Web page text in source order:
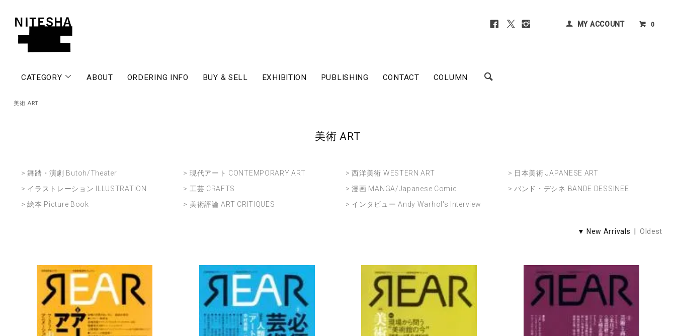
MY ACCOUNT 0
CATEGORY ABOUT ORDERING INFO BUY & SELL EXHIBITION PUBLISHING CONTACT COLUMN
美術 ART
美術 ART
> 舞踏・演劇 Butoh/Theater > 現代アート CONTEMPORARY ART > 西洋美術 WESTERN ART
> 日本美術 JAPANESE ART
> イラストレーション ILLUSTRATION
> 工芸 CRAFTS > 漫画 MANGA/Japanese Comic
> バンド・デシネ BANDE DESSINEE
> 絵本 Picture Book
> 美術評論 ART CRITIQUES > インタビュー Andy Warhol's Interview
▼ New Arrivals | Oldest